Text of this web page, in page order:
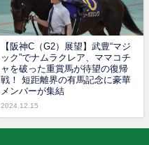
【阪神C（G2）展望】武豊“マジ
ック”でナムラクレア、ママコチ
ャを破った重賞馬が待望の復帰
戦！ 短距離界の有馬記念に豪華
メンバーが集結
2024.12.15